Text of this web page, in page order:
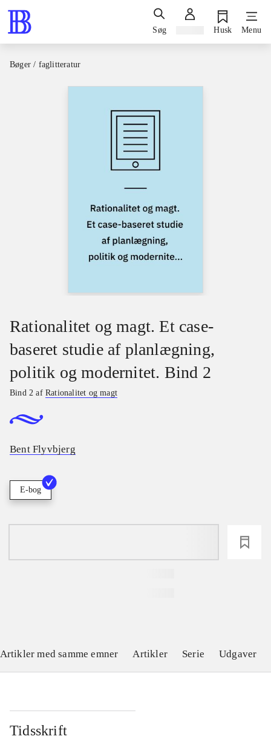
Søg Husk Menu
Bøger / faglitteratur
Rationalitet og magt. Et case-
baseret studie af planlægning,
politik og modernitet. Bind 2
Bind 2 afRationalitet og magt
Bent Flyvbjerg
E-bog
Artikler med samme emner Artikler Serie Udgaver
Tidsskrift